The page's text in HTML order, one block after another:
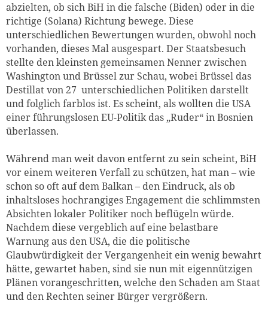
abzielten, ob sich BiH in die falsche (Biden) oder in die
richtige (Solana) Richtung bewege. Diese
unterschiedlichen Bewertungen wurden, obwohl noch
vorhanden, dieses Mal ausgespart. Der Staatsbesuch
stellte den kleinsten gemeinsamen Nenner zwischen
Washington und Brüssel zur Schau, wobei Brüssel das
Destillat von 27 unterschiedlichen Politiken darstellt
und folglich farblos ist. Es scheint, als wollten die USA
einer führungslosen EU-Politik das „Ruder“ in Bosnien
überlassen.
Während man weit davon entfernt zu sein scheint, BiH
vor einem weiteren Verfall zu schützen, hat man – wie
schon so oft auf dem Balkan – den Eindruck, als ob
inhaltsloses hochrangiges Engagement die schlimmsten
Absichten lokaler Politiker noch beflügeln würde.
Nachdem diese vergeblich auf eine belastbare
Warnung aus den USA, die die politische
Glaubwürdigkeit der Vergangenheit ein wenig bewahrt
hätte, gewartet haben, sind sie nun mit eigennützigen
Plänen vorangeschritten, welche den Schaden am Staat
und den Rechten seiner Bürger vergrößern.